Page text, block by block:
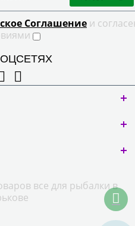
Cоглашение и
все для рыбалки в